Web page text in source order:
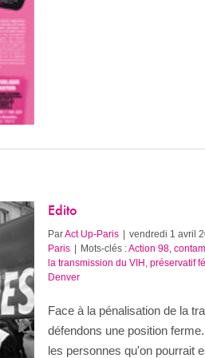
Edito
ParAct Up-Paris | vendredi 1 avril
Paris | Mots-clés :Action 98,
la transmission du VIH, préservatif
Denver
Face à la pénalisation de la
défendons une position
les personnes qu'on pourrait